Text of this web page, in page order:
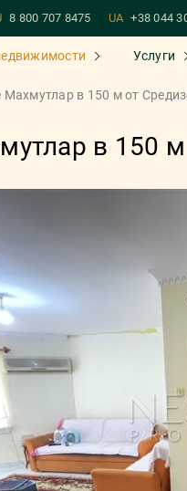
8 800 707 8475 UA +38 044
Услуги
Махмутлар в 150 м от
в 150